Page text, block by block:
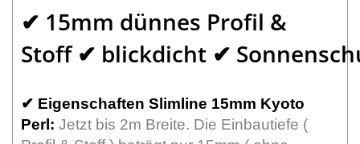
✔ 15mm dünnes Profil &
Stoff ✔ blickdicht ✔
✔ Eigenschaften Slimline 15mm Kyoto
Perl: Jetzt bis 2m Breite. Die Einbautiefe (